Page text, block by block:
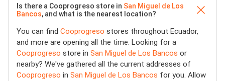
Is there a Cooprogreso store in San Miguel de Los
Bancos, and what is the nearest location?
You can find Cooprogreso stores throughout Ecuador,
and more are opening all the time. Looking for a
Cooprogreso store in San Miguel de Los Bancos or
nearby? We've gathered all the current addresses of
Cooprogreso in San Miguel de Los Bancos for you. Allow